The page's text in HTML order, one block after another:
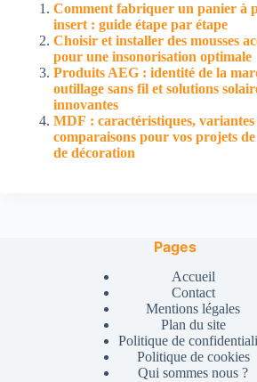
Comment fabriquer un panier à
insert : guide étape par étape
Choisir et installer des mousses
pour une insonorisation optimale
Produits AEG : identité de la
outillage sans fil et solutions
innovantes
MDF : caractéristiques, variantes
comparaisons pour vos projets
de décoration
Pages
Accueil
Contact
Mentions légales
Plan du site
Politique de
Politique de cookies
Qui sommes nous ?